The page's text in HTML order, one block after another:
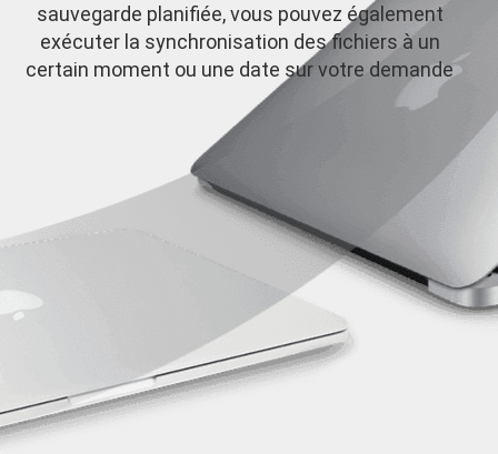
sauvegarde planifiée, vous pouvez également
exécuter la synchronisation des fichiers à un
certain moment ou une date sur votre demande